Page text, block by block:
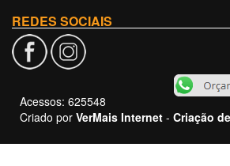
REDES SOCIAIS
Acessos: 625548
Criado por VerMais Internet - Criação